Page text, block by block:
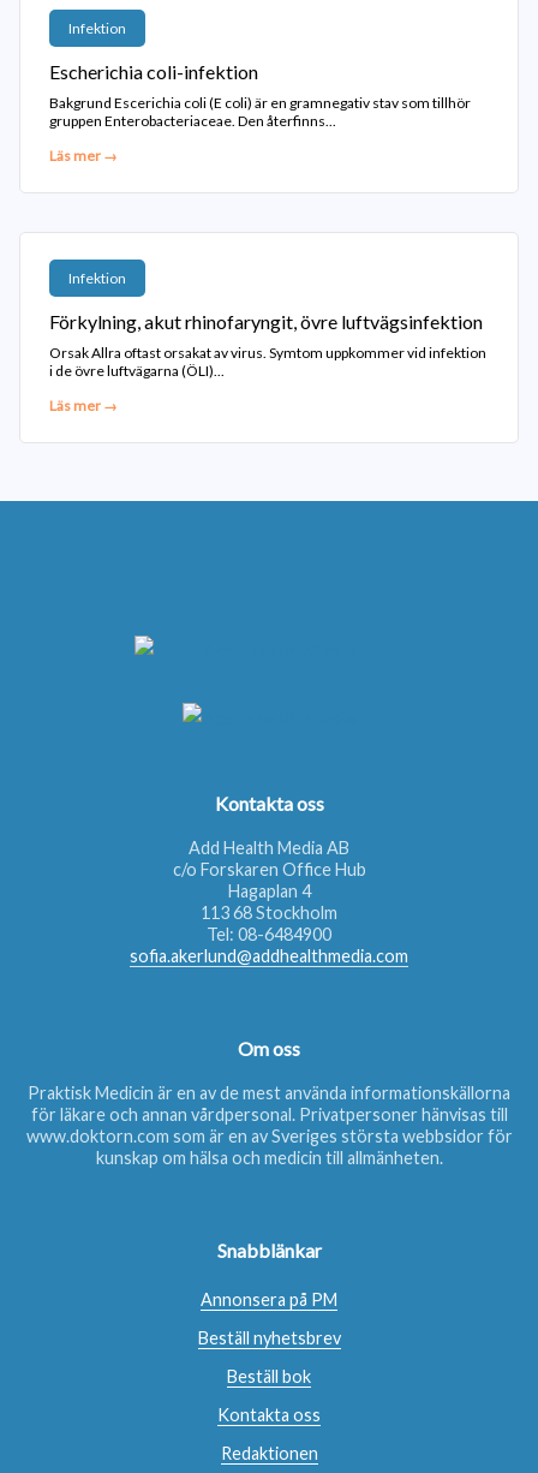
Infektion
Escherichia coli-infektion
Bakgrund Escerichia coli (E coli) är en gramnegativ stav som tillhör
gruppen Enterobacteriaceae. Den återfinns...
Läs mer →
Infektion
Förkylning, akut rhinofaryngit, övre luftvägsinfektion
Orsak Allra oftast orsakat av virus. Symtom uppkommer vid infektion
i de övre luftvägarna (ÖLI)...
Läs mer →
Kontakta oss
Add Health Media AB
c/o Forskaren Office Hub
Hagaplan 4
113 68 Stockholm
Tel: 08-6484900
sofia.akerlund@addhealthmedia.com
Om oss
Praktisk Medicin är en av de mest använda informationskällorna
för läkare och annan vårdpersonal. Privatpersoner hänvisas till
www.doktorn.com som är en av Sveriges största webbsidor för
kunskap om hälsa och medicin till allmänheten.
Snabblänkar
Annonsera på PM
Beställ nyhetsbrev
Beställ bok
Kontakta oss
Redaktionen